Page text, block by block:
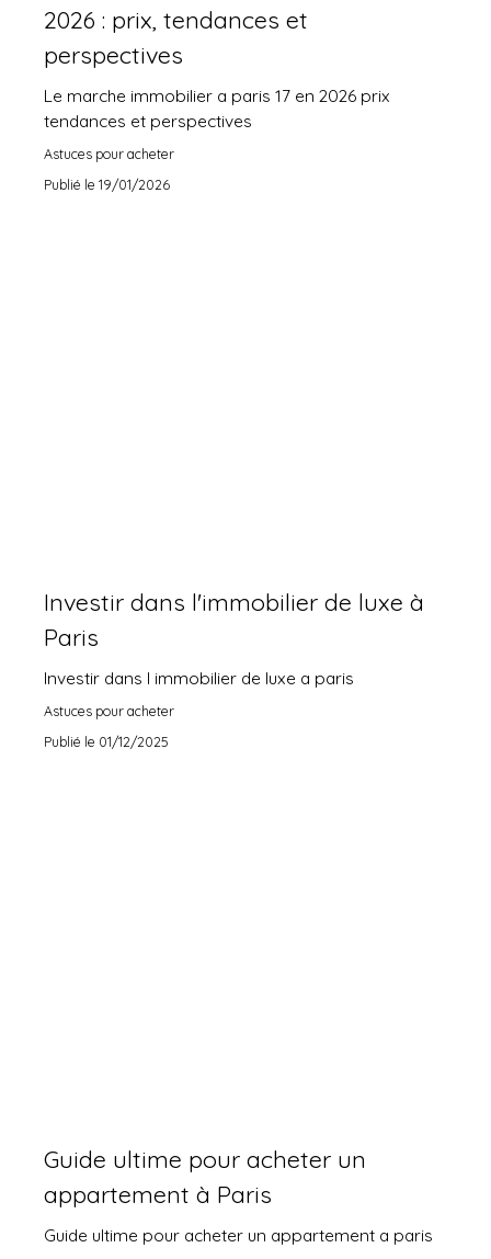
2026 : prix, tendances et
perspectives
Le marche immobilier a paris 17 en 2026 prix
tendances et perspectives
Astuces pour acheter
Publié le 19/01/2026
Investir dans l'immobilier de luxe à
Paris
Investir dans l immobilier de luxe a paris
Astuces pour acheter
Publié le 01/12/2025
Guide ultime pour acheter un
appartement à Paris
Guide ultime pour acheter un appartement a paris